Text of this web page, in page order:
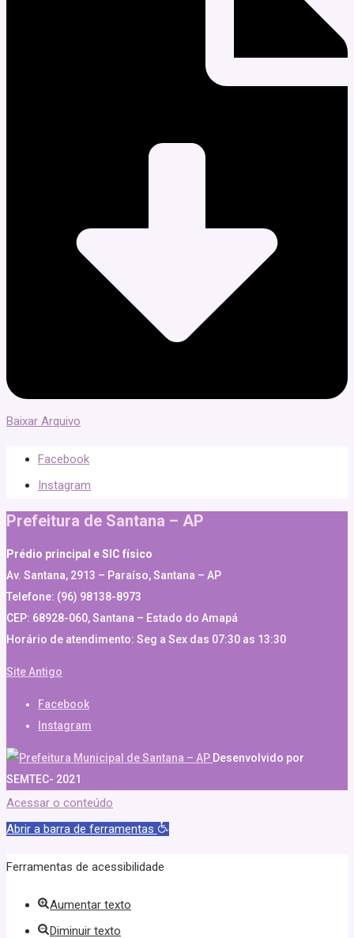
Baixar Arquivo
Facebook
Instagram
Prefeitura de Santana – AP
Prédio principal e SIC físico
Av. Santana, 2913 – Paraíso, Santana – AP
Telefone: (96) 98138-8973
CEP: 68928-060, Santana – Estado do Amapá
Horário de atendimento: Seg a Sex das 07:30 as 13:30
Site Antigo
Facebook
Instagram
Desenvolvido por
SEMTEC- 2021
Acessar o conteúdo
Abrir a barra de ferramentas
Ferramentas de acessibilidade
Aumentar texto
Diminuir texto